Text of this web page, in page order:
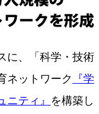
に、「科学・技術
ネットワーク
『学
ティ』 を構築し